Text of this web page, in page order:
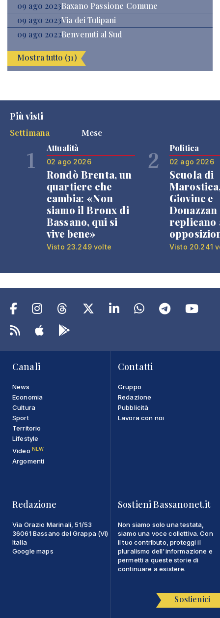
09 ago 2023Baxano Passione Comune
09 ago 2023Via dei Tulipani
09 ago 2022Benvenuti al Sud
Mostra tutto (31)
Più visti
Settimana
Mese
1 Attualità
02 ago 2026
Rondò Brenta, un
quartiere che
cambia: «Non
siamo il Bronx di
Bassano, qui si
vive bene»
Visto 23.249 volte
2 Politica
02 ago 2026
Scuola di
Giovine e
Donazzan
replicano
Visto 20.241
Canali
News
Economia
Cultura
Sport
Territorio
Lifestyle
Video NEW
Argomenti
Contatti
Gruppo
Redazione
Pubblicità
Lavora con noi
Redazione
Via Orazio Marinali, 51/53
36061 Bassano del Grappa (VI)
Italia
Google maps
Sostieni Bassanonet.it
Non siamo solo una testata,
siamo una voce collettiva. Con
il tuo contributo, proteggi il
pluralismo dell'informazione e
permetti a queste storie di
continuare a esistere.
Sostienici